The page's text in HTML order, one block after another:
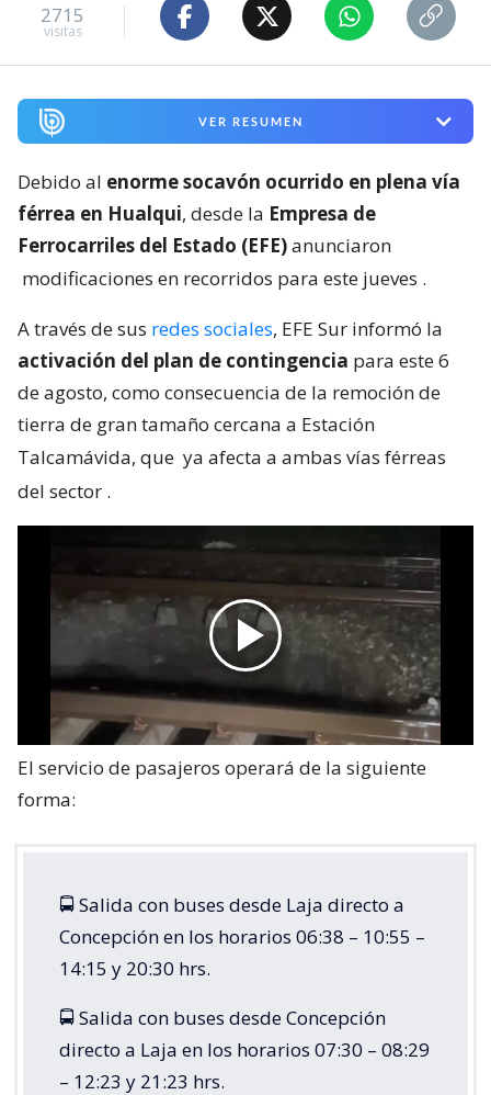
2715
visitas
VER RESUMEN
Debido al enorme socavón ocurrido en plena vía
férrea en Hualqui, desde la Empresa de
Ferrocarriles del Estado (EFE)anunciaron
modificaciones en recorridos para este jueves .
A través de sus redes sociales, EFE Sur informó la
activación del plan de contingencia para este 6
de agosto, como consecuencia de la remoción de
tierra de gran tamaño cercana a Estación
Talcamávida, que ya afecta a ambas vías férreas
del sector .
El servicio de pasajeros operará de la siguiente
forma:
🚍 Salida con buses desde Laja directo a
Concepción en los horarios 06:38 – 10:55 –
14:15 y 20:30 hrs.
🚍 Salida con buses desde Concepción
directo a Laja en los horarios 07:30 – 08:29
– 12:23 y 21:23 hrs.